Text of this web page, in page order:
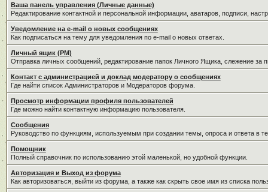
Ваша панель управления (Личные данные)
Редактирование контактной и персональной информации, аватаров, подписи,
Уведомление на e-mail о новых сообщениях
Как подписаться на тему для уведомления по e-mail о новых ответах.
Личный ящик (PM)
Отправка личных сообщений, редактирование папок Личного Ящика, слежение
Контакт с администрацией и доклад модератору о сообщениях
Где найти список Администраторов и Модераторов форума.
Просмотр информации профиля пользователей
Где можно найти контактную информацию пользователя.
Сообщения
Руководство по функциям, используемым при создании темы, опроса и ответа в
Помощник
Полный справочник по использованию этой маленькой, но удобной функции.
Авторизация и Выход из форума
Как авторизоваться, выйти из форума, а также как скрыть свое имя из списка